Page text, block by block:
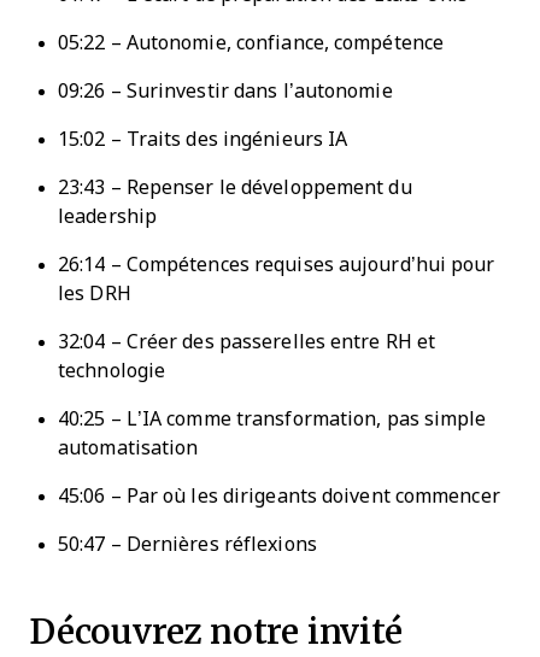
05:22 – Autonomie, confiance, compétence
09:26 – Surinvestir dans l’autonomie
15:02 – Traits des ingénieurs IA
23:43 – Repenser le développement du
leadership
26:14 – Compétences requises aujourd’hui pour
les DRH
32:04 – Créer des passerelles entre RH et
technologie
40:25 – L’IA comme transformation, pas simple
automatisation
45:06 – Par où les dirigeants doivent commencer
50:47 – Dernières réflexions
Découvrez notre invité